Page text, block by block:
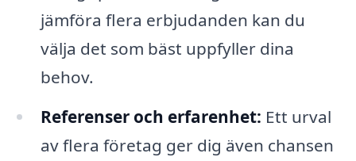
jämföra flera erbjudanden kan du
välja det som bäst uppfyller dina
behov.
Referenser och erfarenhet: Ett urval
av flera företag ger dig även chansen